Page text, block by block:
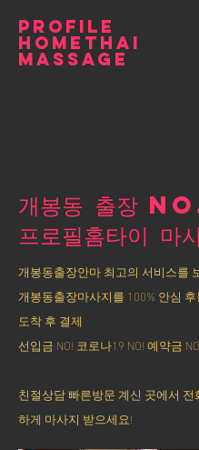
PROFILE
HOMETHAI
MASSAGE
개봉동 출장
프로필홈타이 마
개봉동출장안마 최고의 서비스를
개봉동출장마사지를 100% 안심
도착 후 결제
선입금 NO! 코로나19 NO! 예약금
친절상담 빠른방문 계신 곳에서 전
하게 마사지 받으세요!